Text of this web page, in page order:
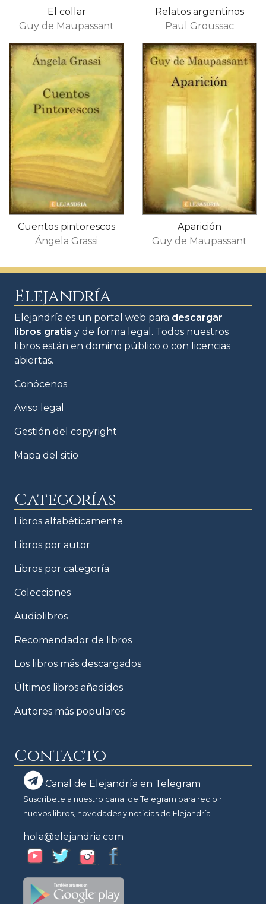
El collar
Guy de Maupassant
Relatos argentinos
Paul Groussac
Cuentos pintorescos
Ángela Grassi
Aparición
Guy de Maupassant
Elejandría
Elejandría es un portal web para descargar
libros gratis y de forma legal. Todos nuestros
libros están en domino público o con licencias
abiertas.
Conócenos
Aviso legal
Gestión del copyright
Mapa del sitio
Categorías
Libros alfabéticamente
Libros por autor
Libros por categoría
Colecciones
Audiolibros
Recomendador de libros
Los libros más descargados
Últimos libros añadidos
Autores más populares
Contacto
Canal de Elejandría en Telegram
Suscríbete a nuestro canal de Telegram para recibir
nuevos libros, novedades y noticias de Elejandría
hola@elejandria.com